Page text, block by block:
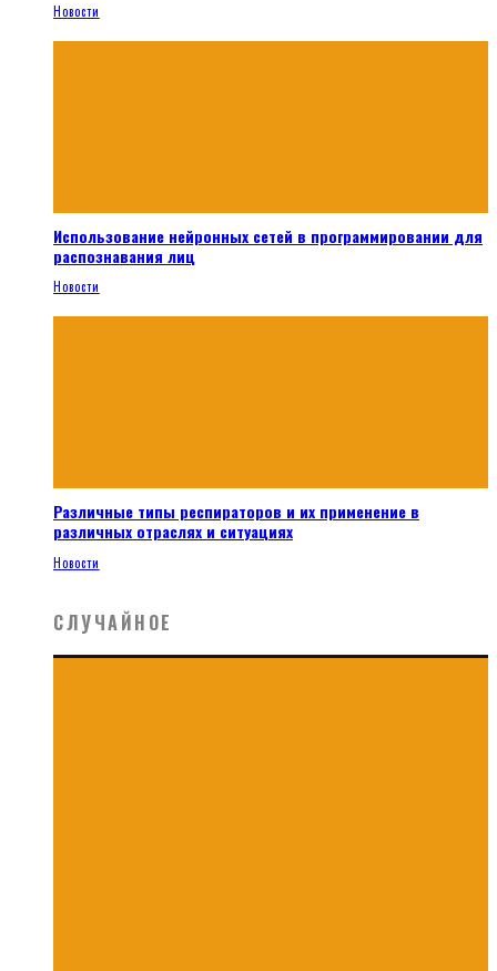
Новости
Использование нейронных сетей в программировании для
распознавания лиц
Новости
Различные типы респираторов и их применение в
различных отраслях и ситуациях
Новости
СЛУЧАЙНОЕ